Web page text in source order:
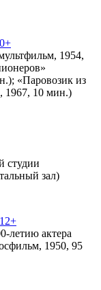
1954,
«Паровозик из
1967, 10 мин.)
студии
зал)
летию актера
1950, 95